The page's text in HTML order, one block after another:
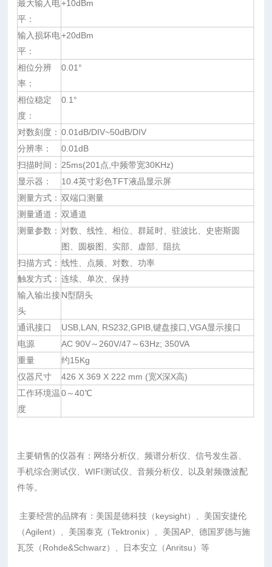
最大输入电
平：
+10dBm
输入损坏电
平：
+20dBm
相位分辨
率：
0.01°
相位稳定
度：
0.1°
对数刻度： 0.01dB/DIV~50dB/DIV
分辨率：
0.01dB
扫描时间： 25ms(201点,中频带宽30KHz)
显示器：
10.4英寸彩色TFT液晶显示屏
测量方式： 双端口测量
测量通道： 双通道
测量参数： 对数、线性、相位、群延时、驻波比、史密斯圆
图、圆极图、实部、虚部、阻抗
扫描方式： 线性、点频、对数、功率
触发方式： 连续、单次、保持
输入输出接
头
N型阴头
通讯接口 USB,LAN, RS232,GPIB,键盘接口,VGA显示接口
电源
AC 90V～260V/47～63Hz; 350VA
重量
约15Kg
仪器尺寸 426 X 369 X 222 mm (宽X深X高)
工作环境温
度
0～40℃
主要销售的仪器有：网络分析仪、频谱分析仪、信号发生器、
手机综合测试仪、WIFI测试仪、音频分析仪、以及射频微波配
件等。
主要经营的品牌有：美国是德科技（keysight）、美国安捷伦
（Agilent）、美国泰克（Tektronix）、美国AP、德国罗德与施
瓦茨（Rohde&Schwarz）、日本安立（Anritsu）等